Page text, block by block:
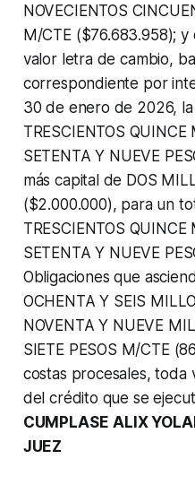
NOVECIENTOS
M/CTE ($76.683.958);
valor letra de cambio,
correspondiente por
30 de enero de 2026, la
TRESCIENTOS
SETENTA Y NUEVE
más capital de DOS
($2.000.000), para un
TRESCIENTOS
SETENTA Y NUEVE
Obligaciones que
OCHENTA Y SEIS
NOVENTA Y NUEVE
SIETE PESOS M/CTE
costas procesales,
del crédito que se
CUMPLASE ALIX
JUEZ